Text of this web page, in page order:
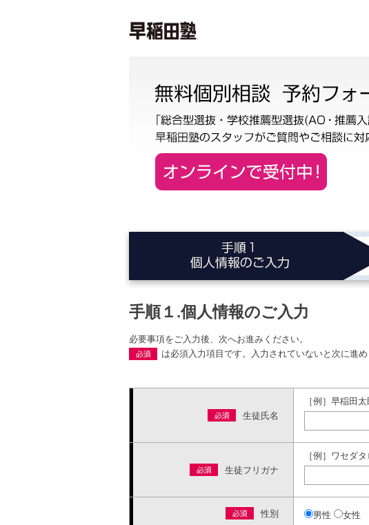
手順１.個人情報のご入力
必要事項をご入力後、次へお進みください。
は必須入力項目です。入力されていないと次に進
生徒氏名
［例］早稲田太
生徒フリガナ
［例］ワセダタ
性別 男性 女性